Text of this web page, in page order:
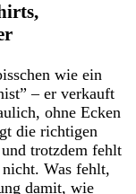
wie ein
– er verkauft
ohne Ecken
die richtigen
trotzdem fehlt
Was fehlt,
damit, wie